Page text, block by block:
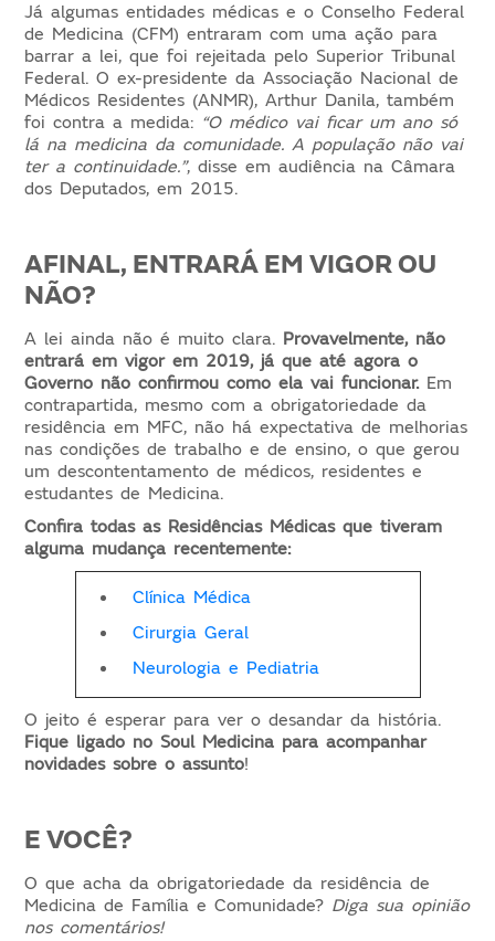
Já algumas entidades médicas e o Conselho Federal
de Medicina (CFM) entraram com uma ação para
barrar a lei, que foi rejeitada pelo Superior Tribunal
Federal. O ex-presidente da Associação Nacional de
Médicos Residentes (ANMR), Arthur Danila, também
foi contra a medida: “O médico vai ficar um ano só
lá na medicina da comunidade. A população não vai
ter a continuidade.”, disse em audiência na Câmara
dos Deputados, em 2015.
AFINAL, ENTRARÁ EM VIGOR OU
NÃO?
A lei ainda não é muito clara. Provavelmente, não
entrará em vigor em 2019, já que até agora o
Governo não confirmou como ela vai funcionar.Em
contrapartida, mesmo com a obrigatoriedade da
residência em MFC, não há expectativa de melhorias
nas condições de trabalho e de ensino, o que gerou
um descontentamento de médicos, residentes e
estudantes de Medicina.
Confira todas as Residências Médicas que tiveram
alguma mudança recentemente:
Clínica Médica
Cirurgia Geral
Neurologia e Pediatria
O jeito é esperar para ver o desandar da história.
Fique ligado no Soul Medicina para acompanhar
novidades sobre o assunto!
E VOCÊ?
O que acha da obrigatoriedade da residência de
Medicina de Família e Comunidade? Diga sua opinião
nos comentários!